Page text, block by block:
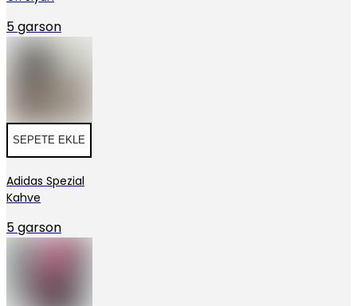
5 garson
SEPETE EKLE
Adidas Spezial
Kahve
5 garson